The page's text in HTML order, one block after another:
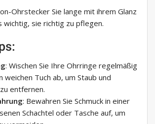
Ohrstecker Sie lange mit ihrem Glanz
wichtig, sie richtig zu pflegen.
: Wischen Sie Ihre Ohrringe regelmäßig
weichen Tuch ab, um Staub und
entfernen.
: Bewahren Sie Schmuck in einer
Schachtel oder Tasche auf, um